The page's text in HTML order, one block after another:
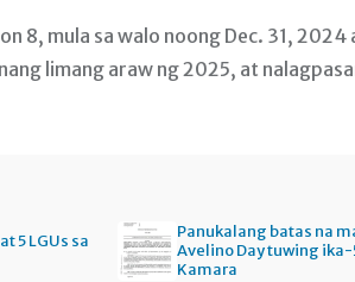
8, mula sa walo noong Dec. 31, 2024
limang araw ng 2025, at
5 LGUs sa
Panukalang batas na
Avelino Day tuwing
Kamara